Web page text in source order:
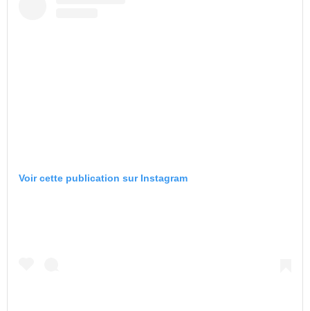
Voir cette publication sur Instagram